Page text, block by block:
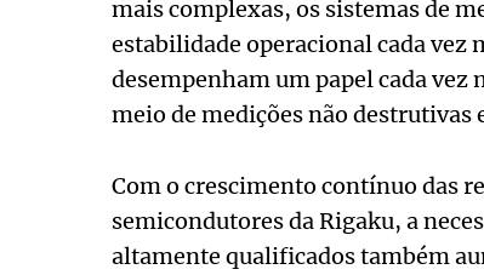
mais complexas, os sistemas de
estabilidade operacional cada vez
desempenham um papel cada vez
meio de medições não destrutivas
Com o crescimento contínuo das
semicondutores da Rigaku, a
altamente qualificados também